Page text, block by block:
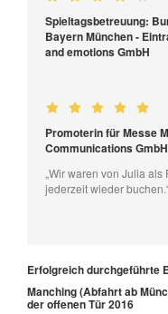
Spieltagsbetreuung:
Bayern München -
and emotions GmbH
Promoterin für Messe
Communications GmbH
„Wir waren von Julia
jederzeit wieder
Erfolgreich durchgeführte
Manching (Abfahrt ab
der offenen Tür 2016